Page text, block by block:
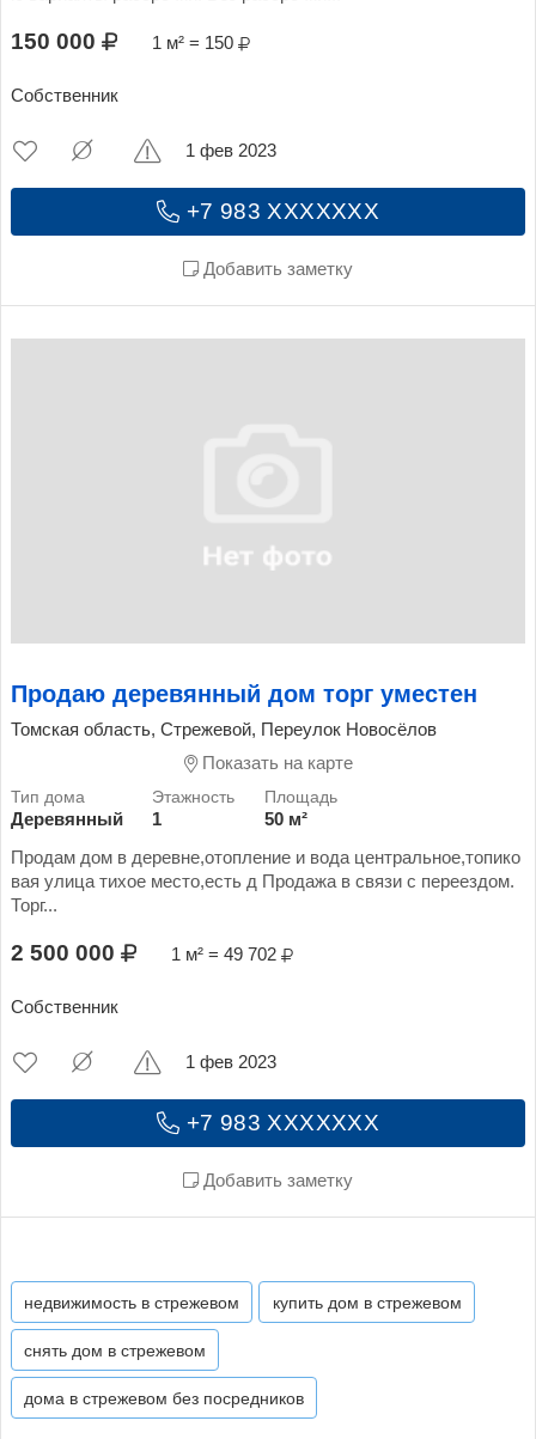
150 000 1 м² = 150
Собственник
+7 983 XXXXXXX
Добавить заметку
1 фев 2023
Продаю деревянный дом торг уместен
Томская область, Стрежевой, Переулок Новосёлов
Показать на карте
Деревянный 1
50 м²
Продам дом в деревне,отопление и вода центральное,топико
вая улица тихое место,есть д Продажа в связи с переездом.
Торг...
2 500 000 1 м² = 49 702
Собственник
+7 983 XXXXXXX
Добавить заметку
1 фев 2023
недвижимость в стрежевом купить дом в стрежевом
снять дом в стрежевом
дома в стрежевом без посредников